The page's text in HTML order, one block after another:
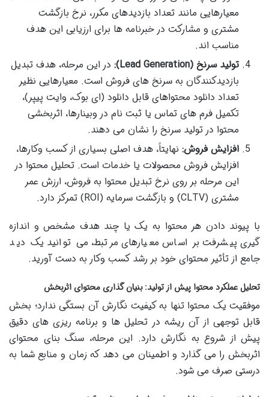
معیارهایی مانند تعداد بازدیدهای مکرر، نرخ بازگشت
مشتری و مشارکت در خبرنامه ها برای ارزیابی این هدف
مناسب اند.
تولید سرنخ (Lead Generation):
در این مرحله، هدف تبدیل
بازدیدکنندگان به سرنخ های فروش است. معیارهایی نظیر
تعداد دانلود محتواهای قابل دانلود (ای بوک، وایت پیپر)،
تکمیل فرم های تماس یا ثبت نام در وبینارها، اثربخشی
محتوا در تولید سرنخ را نشان می دهند.
افزایش فروش: نهایتاً، هدف اصلی بسیاری از کسب وکارها،
افزایش فروش محصولات یا خدمات است. تحلیل محتوا در
این مرحله بر روی نرخ تبدیل محتوا به فروش، ارزش عمر
مشتری (CLTV) و بازگشت سرمایه (ROI) تمرکز دارد.
با پیوند دادن هر محتوا به یک یا چند هدف مشخص و اندازه
گیری پیشرفت بر اساس معیارهای مرتبط، می توانید یک دید
جامع از تأثیر محتوای خود بر رشد کسب وکار به دست آورید.
تحلیل عملکرد محتوا پیش از تولید: بنیان گذاری محتوای اثربخش
موفقیت یک محتوا تنها به کیفیت نگارش آن بستگی ندارد؛ بخش
قابل توجهی از آن ریشه در تحلیل ها و برنامه ریزی های دقیق
پیش از شروع به نگارش دارد. این مرحله، سنگ بنای محتوای
اثربخش را می گذارد و اطمینان می دهد که زمان و منابع شما به
درستی صرف می شود.